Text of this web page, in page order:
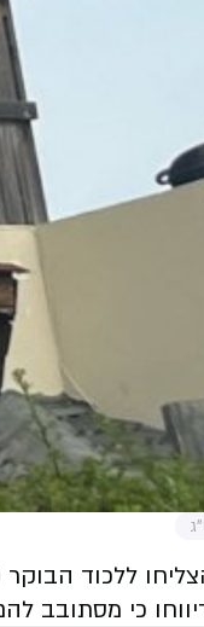
כי מסתובב